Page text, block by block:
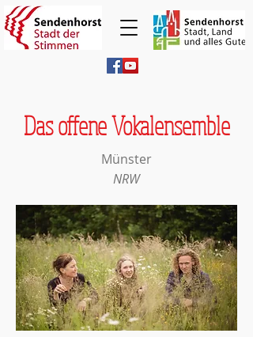
Das offene Vokalensemble
Münster
NRW